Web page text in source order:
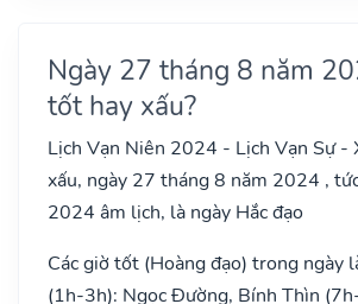
Ngày 27 tháng 8 năm
tốt hay xấu?
Lịch Vạn Niên 2024 - Lịch Vạn Sự -
xấu, ngày 27 tháng 8 năm 2024 ,
2024 âm lịch, là ngày Hắc đạo
Các giờ tốt (Hoàng đạo) trong ngày
(1h-3h): Ngọc Đường, Bính Thìn